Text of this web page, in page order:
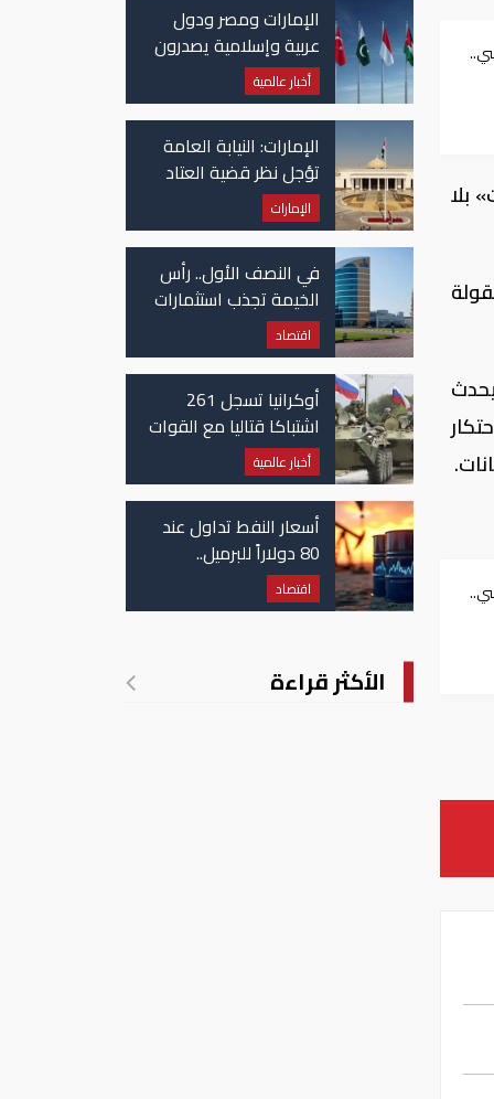
بلا
الإمارات ومصر ودول
عربية وإسلامية يصدرون
بيانا مشتركا بشأن
الانتهاكات الإسرائيلية
في غزة
أخبار عالمية
الإمارات: النيابة العامة
تؤجل نظر قضية العتاد
العسكري للسودان
الإمارات
في النصف الأول.. رأس
الخيمة تجذب استثمارات
تتجاوز 771 مليون درهم
اقتصاد
أوكرانيا تسجل 261
اشتباكا قتاليا مع القوات
الروسية
أخبار عالمية
أسعار النفط تداول عند
80 دولاراً للبرميل..
وتراجع الأسهم
الأمريكية
اقتصاد
الأكثر قراءة